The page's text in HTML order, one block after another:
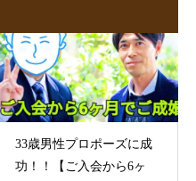
33歳男性プロポーズに成
功！！【ご入会から6ヶ